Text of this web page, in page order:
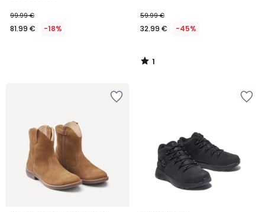
99.99 €
81.99 € -18%
59.99 €
32.99 € -45%
1
/